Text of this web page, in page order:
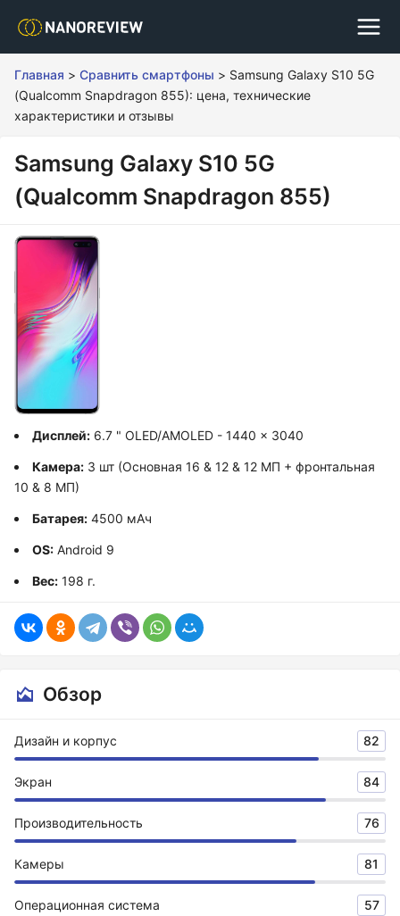
Главная > Сравнить смартфоны > Samsung Galaxy S10 5G
(Qualcomm Snapdragon 855): цена, технические
характеристики и отзывы
Samsung Galaxy S10 5G
(Qualcomm Snapdragon 855)
Дисплей: 6.7 " OLED/AMOLED - 1440 x 3040
Камера: 3 шт (Основная 16 & 12 & 12 МП + фронтальная
10 & 8 МП)
Батарея: 4500 мАч
OS: Android 9
Вес: 198 г.
Обзор
Дизайн и корпус 82
Экран 84
Производительность 76
Камеры 81
Операционная система 57